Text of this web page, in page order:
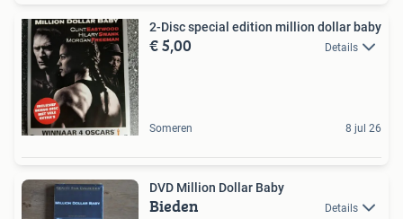
2-Disc special edition million dollar baby
€ 5,00 Details
Someren 8 jul 26
DVD Million Dollar Baby
Bieden Details